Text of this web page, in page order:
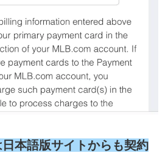
本語版サイトからも契約